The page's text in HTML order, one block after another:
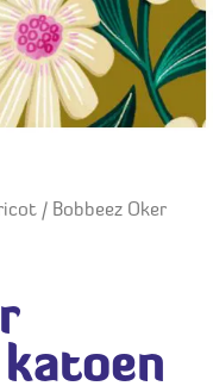
/ Bobbeez Oker